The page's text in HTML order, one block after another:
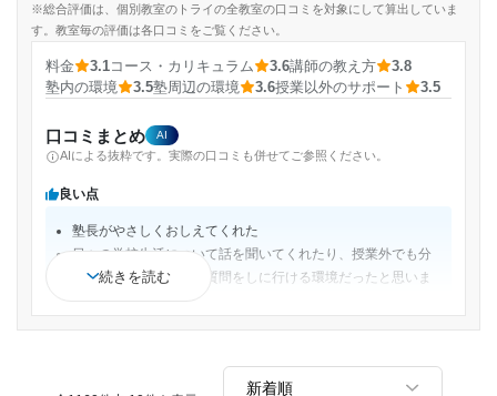
※総合評価は、個別教室のトライの全教室の口コミを対象にして算出していま
す。教室毎の評価は各口コミをご覧ください。
料金 3.1コース・カリキュラム 3.6講師の教え方
3.8
塾内の環境
3.5塾周辺の環境 3.6授業以外のサポート 3.5
口コミまとめ AI
AIによる抜粋です。実際の口コミも併せてご参照ください。
良い点
塾長がやさしくおしえてくれた
日々の学校生活について話を聞いてくれたり、授業外でも分
からないことがあれば質問をしに行ける環境だったと思いま
教えてくれるため、すぐに学ぶことができる。
続きを読む